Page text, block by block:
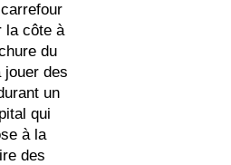
la côte à
du
jouer des
un
qui
à la
des